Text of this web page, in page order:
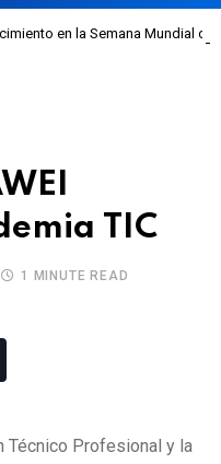
Mundial de la Lactancia
TIC
1 MINUTE READ
Técnico Profesional y la